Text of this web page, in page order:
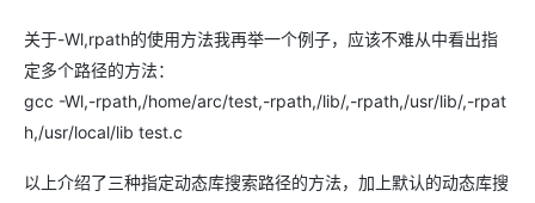
关于-Wl,rpath的使用方法我再举一个例子，应该不难从中看出指
定多个路径的方法：
gcc -Wl,-rpath,/home/arc/test,-rpath,/lib/,-rpath,/usr/lib/,-rpat
h,/usr/local/lib test.c
以上介绍了三种指定动态库搜索路径的方法，加上默认的动态库搜